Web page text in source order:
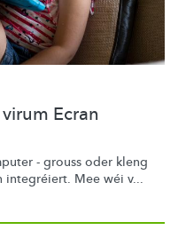
Ecran
- grouss oder kleng
integréiert. Mee wéi v...